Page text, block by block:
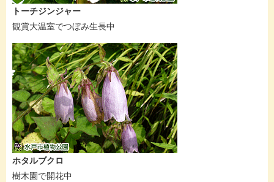
トーチジンジャー
観賞大温室でつぼみ生長中
ホタルブクロ
樹木園で開花中